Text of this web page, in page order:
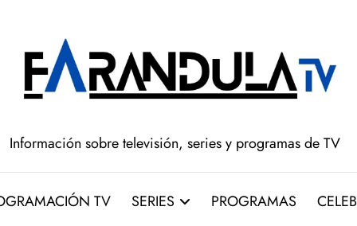
Información sobre televisión, series y programas de TV
TV SERIES PROGRAMAS